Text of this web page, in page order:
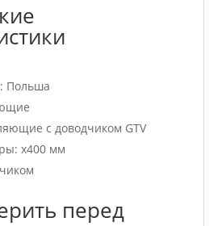
Польша
с доводчиком GTV
x400 мм
перед